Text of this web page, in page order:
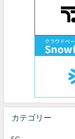
カテゴリー